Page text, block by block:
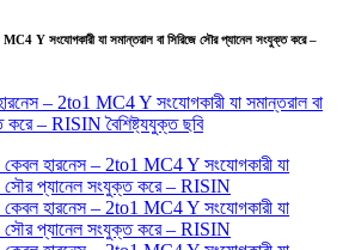
Y সংযোগকারী যা সমান্তরাল বা সিরিজে সৌর প্যানেল সংযুক্ত করে –